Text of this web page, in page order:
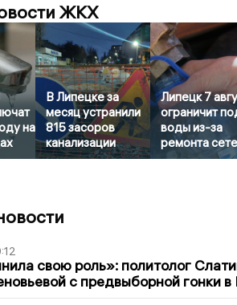
ЖКХ
на
В Липецке за
месяц устранили
815 засоров
канализации
Липецк 7
ограничит
воды из-за
ремонта
свою роль»: политолог
с предвыборной гонки в